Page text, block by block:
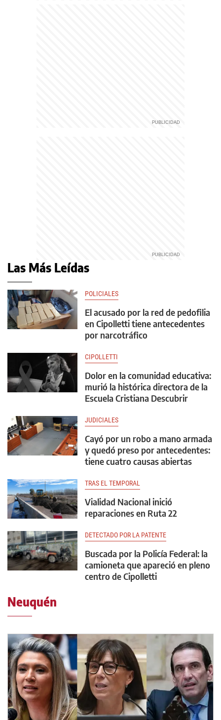
Las Más Leídas
POLICIALES
El acusado por la red de pedofilia
en Cipolletti tiene antecedentes
por narcotráfico
CIPOLLETTI
Dolor en la comunidad educativa:
murió la histórica directora de la
Escuela Cristiana Descubrir
JUDICIALES
Cayó por un robo a mano armada
y quedó preso por antecedentes:
tiene cuatro causas abiertas
TRAS EL TEMPORAL
Vialidad Nacional inició
reparaciones en Ruta 22
DETECTADO POR LA PATENTE
Buscada por la Policía Federal: la
camioneta que apareció en pleno
centro de Cipolletti
Neuquén